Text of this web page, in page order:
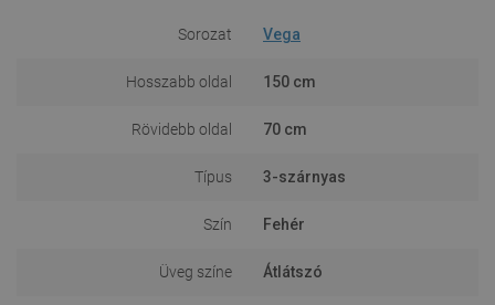
Sorozat Vega
Hosszabb oldal 150 cm
Rövidebb oldal 70 cm
Típus 3-szárnyas
Szín Fehér
Üveg színe Átlátszó